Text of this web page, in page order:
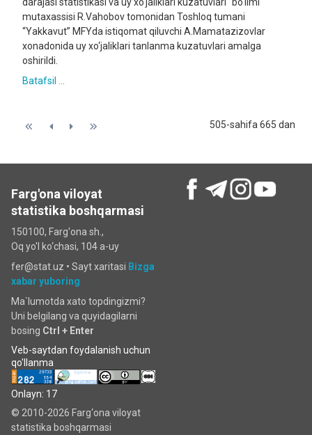
mutaxassisi R.Vahobov tomonidan Toshloq tumani
“Yakkavut” MFYda istiqomat qiluvchi A.Mamatazizovlar
xonadonida uy xo‘jaliklari tanlanma kuzatuvlari amalga
oshirildi.
Batafsil ...
505-sahifa 665 dan
Farg'ona viloyat
statistika boshqarmasi
150100, Farg'ona sh.,
Oq yo'l ko‘chаsi, 104 a-uy
fer@stat.uz • Sayt xaritasi Bizga
xabar yuboring
Ma`lumotda xato topdingizmi?
Uni belgilang va quyidagilarni
bosing Ctrl + Enter
Veb-saytdan foydalanish uchun
qo'llanma
Onlayn: 17
© 2010-2026 Farg‘ona viloyat
statistika boshqarmasi